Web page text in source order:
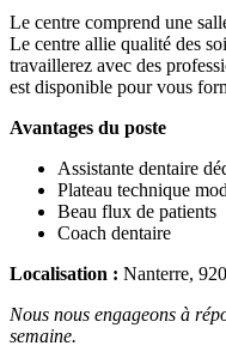
Le centre comprend une
Le centre allie qualité des
travaillerez avec des
est disponible pour vous
Avantages du poste
Assistante dentaire
Plateau technique
Beau flux de patients
Coach dentaire
Localisation : Nanterre,
Nous nous engageons à
semaine.